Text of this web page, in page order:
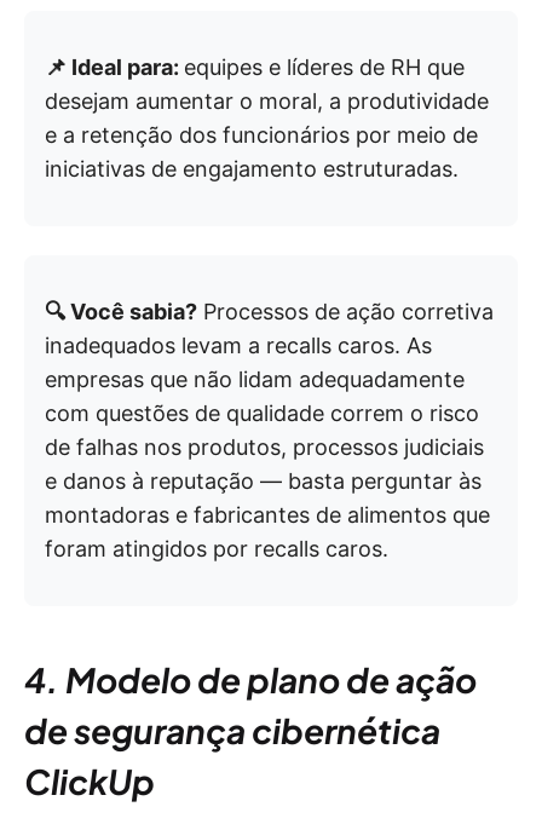
📌 Ideal para: equipes e líderes de RH que
desejam aumentar o moral, a produtividade
e a retenção dos funcionários por meio de
iniciativas de engajamento estruturadas.
🔍 Você sabia? Processos de ação corretiva
inadequados levam a recalls caros. As
empresas que não lidam adequadamente
com questões de qualidade correm o risco
de falhas nos produtos, processos judiciais
e danos à reputação — basta perguntar às
montadoras e fabricantes de alimentos que
foram atingidos por recalls caros.
4. Modelo de plano de ação
de segurança cibernética
ClickUp